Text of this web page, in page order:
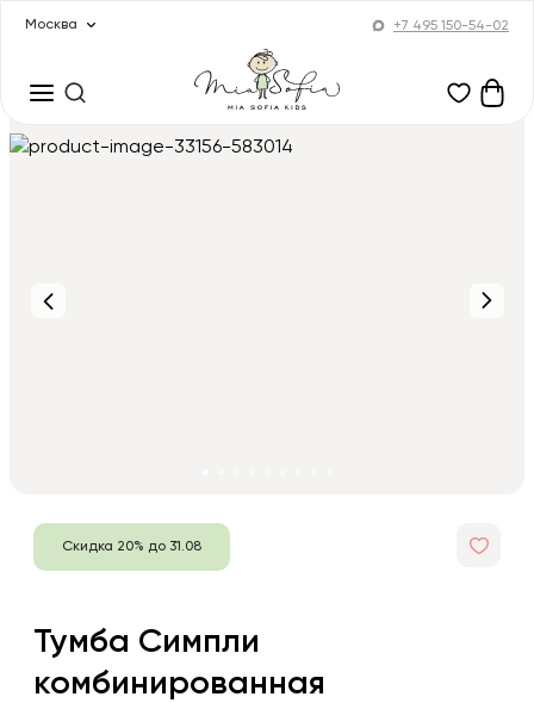
Москва +7 495 150-54-02
Скидка 20% до 31.08
Тумба Симпли
комбинированная